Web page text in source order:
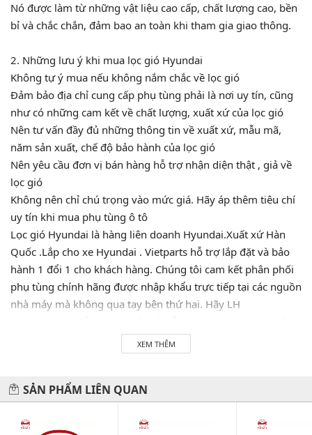
Nó được làm từ những vật liệu cao cấp, chất lượng cao, bền
bỉ và chắc chắn, đảm bao an toàn khi tham gia giao thông.
2. Những lưu ý khi mua lọc gió Hyundai
Không tự ý mua nếu không nắm chắc về lọc gió
Đảm bảo địa chỉ cung cấp phụ tùng phải là nơi uy tín, cũng
như có những cam kết về chất lượng, xuất xứ của lọc gió
Nên tư vấn đầy đủ những thông tin về xuất xứ, mẫu mã,
năm sản xuất, chế độ bảo hành của lọc gió
Nên yêu cầu đơn vị bán hàng hỗ trợ nhận diện thật , giả về
lọc gió
Không nên chỉ chú trọng vào mức giá. Hãy áp thêm tiêu chí
uy tín khi mua phụ tùng ô tô
Lọc gió Hyundai là hàng liên doanh Hyundai.Xuất xứ Hàn
Quốc .Lắp cho xe Hyundai . Vietparts hỗ trợ lắp đặt và bảo
hành 1 đổi 1 cho khách hàng. Chúng tôi cam kết phân phối
phụ tùng chính hãng được nhập khẩu trực tiếp tại các nguồn
nhà máy mà không qua tay bên thứ hai. Hãy LH
luôn sẵn sàng phục vụ quý khách!
Hãy đến với chúng tôi để xế yêu của bạn được chăm sóc chu
XEM THÊM
SẢN PHẨM LIÊN QUAN